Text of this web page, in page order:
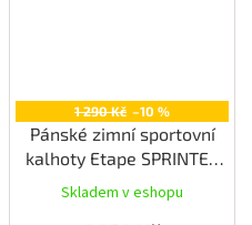
1 290 Kč –10 %
Pánské zimní sportovní
kalhoty Etape SPRINTER
WS, černá/reflex
Skladem v eshopu